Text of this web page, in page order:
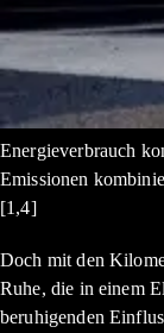
Energieverbrauch
Emissionen
[1,4]
Doch mit den
Ruhe, die in einem
beruhigenden